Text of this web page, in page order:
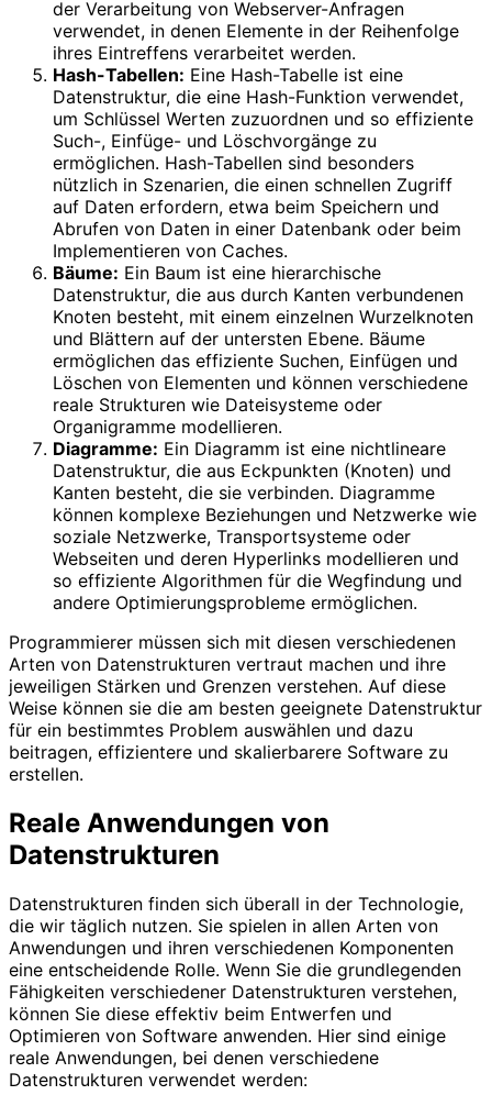
der Verarbeitung von Webserver-Anfragen
verwendet, in denen Elemente in der Reihenfolge
ihres Eintreffens verarbeitet werden.
Hash-Tabellen: Eine Hash-Tabelle ist eine
Datenstruktur, die eine Hash-Funktion verwendet,
um Schlüssel Werten zuzuordnen und so effiziente
Such-, Einfüge- und Löschvorgänge zu
ermöglichen. Hash-Tabellen sind besonders
nützlich in Szenarien, die einen schnellen Zugriff
auf Daten erfordern, etwa beim Speichern und
Abrufen von Daten in einer Datenbank oder beim
Implementieren von Caches.
Bäume: Ein Baum ist eine hierarchische
Datenstruktur, die aus durch Kanten verbundenen
Knoten besteht, mit einem einzelnen Wurzelknoten
und Blättern auf der untersten Ebene. Bäume
ermöglichen das effiziente Suchen, Einfügen und
Löschen von Elementen und können verschiedene
reale Strukturen wie Dateisysteme oder
Organigramme modellieren.
Diagramme: Ein Diagramm ist eine nichtlineare
Datenstruktur, die aus Eckpunkten (Knoten) und
Kanten besteht, die sie verbinden. Diagramme
können komplexe Beziehungen und Netzwerke wie
soziale Netzwerke, Transportsysteme oder
Webseiten und deren Hyperlinks modellieren und
so effiziente Algorithmen für die Wegfindung und
andere Optimierungsprobleme ermöglichen.
Programmierer müssen sich mit diesen verschiedenen
Arten von Datenstrukturen vertraut machen und ihre
jeweiligen Stärken und Grenzen verstehen. Auf diese
Weise können sie die am besten geeignete Datenstruktur
für ein bestimmtes Problem auswählen und dazu
beitragen, effizientere und skalierbarere Software zu
erstellen.
Reale Anwendungen von
Datenstrukturen
Datenstrukturen finden sich überall in der Technologie,
die wir täglich nutzen. Sie spielen in allen Arten von
Anwendungen und ihren verschiedenen Komponenten
eine entscheidende Rolle. Wenn Sie die grundlegenden
Fähigkeiten verschiedener Datenstrukturen verstehen,
können Sie diese effektiv beim Entwerfen und
Optimieren von Software anwenden. Hier sind einige
reale Anwendungen, bei denen verschiedene
Datenstrukturen verwendet werden: